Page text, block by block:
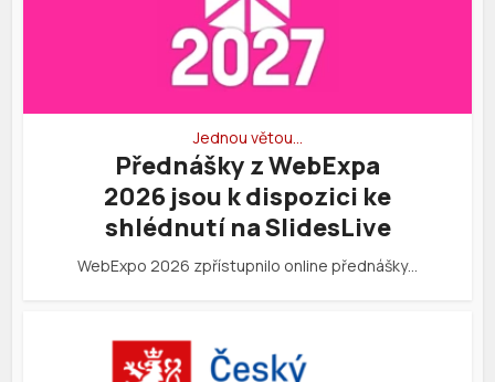
Jednou větou…
Přednášky z WebExpa
2026 jsou k dispozici ke
shlédnutí na SlidesLive
WebExpo 2026 zpřístupnilo online přednášky…